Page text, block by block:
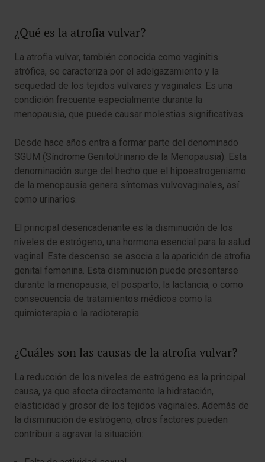
¿Qué es la atrofia vulvar?
La atrofia vulvar, también conocida como vaginitis
atrófica, se caracteriza por el adelgazamiento y la
sequedad de los tejidos vulvares y vaginales. Es una
condición frecuente especialmente durante la
menopausia, que puede causar molestias significativas.
Desde hace años entra a formar parte del denominado
SGUM (Síndrome GenitoUrinario de la Menopausia). Esta
denominación surge del hecho que el hipoestrogenismo
de la menopausia genera síntomas vulvovaginales, así
como urinarios.
El principal desencadenante es la disminución de los
niveles de estrógeno, una hormona esencial para la salud
vaginal. Este descenso se asocia a la aparición de atrofia
genital femenina. Esta disminución puede presentarse
durante la menopausia, el posparto, la lactancia, o como
consecuencia de tratamientos médicos como la
quimioterapia o la radioterapia.
¿Cuáles son las causas de la atrofia vulvar?
La reducción de los niveles de estrógeno es la principal
causa, ya que afecta directamente la hidratación,
elasticidad y grosor de los tejidos vaginales. Además de
la disminución de estrógeno, otros factores pueden
contribuir a agravar la situación: